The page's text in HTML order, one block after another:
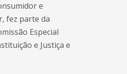
e
fez parte da
Especial
e Justiça e